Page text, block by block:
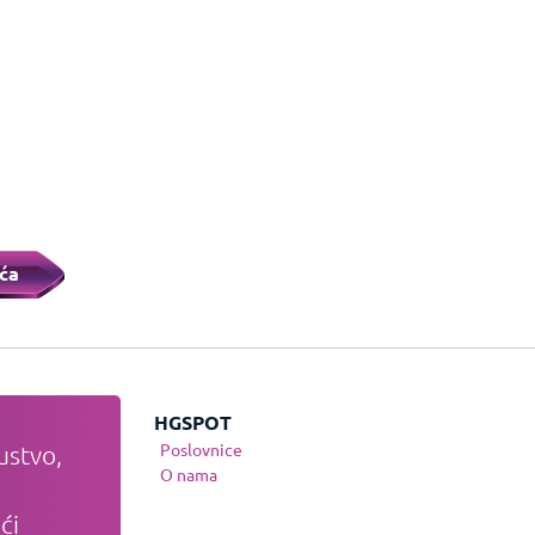
HGSPOT
Poslovnice
O nama